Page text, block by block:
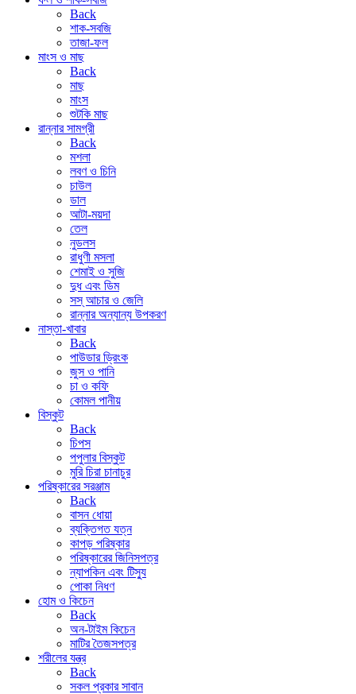
Back
শাক-সবজি
তাজা-ফল
মাংস ও মাছ
Back
মাছ
মাংস
শুটকি মাছ
রান্নার সামগ্রী
Back
মশলা
লবণ ও চিনি
চাউল
ডাল
আটা-ময়দা
তেল
নুডলস
রাধুণী মসলা
শেমাই ও সুজি
দুধ এবং ডিম
সস্ আচার ও জেলি
রান্নার অন্যান্য উপকরণ
নাস্তা-খাবার
Back
পাউডার ড্রিংক
জুস ও পানি
চা ও কফি
কোমল পানীয়
বিস্কুট
Back
চিপস
পপুলার বিস্কুট
মুরি চিরা চানাচুর
পরিষ্কারের সরঞ্জাম
Back
বাসন ধোয়া
ব্যক্তিগত যত্ন
কাপড় পরিষ্কার
পরিষ্কারের জিনিসপত্র
ন্যাপকিন এবং টিস্যু
পোকা নিধণ
হোম ও কিচেন
Back
অন-টাইম কিচেন
মাটির তৈজসপত্র
শরীলের যন্ত্র
Back
সকল প্রকার সাবান